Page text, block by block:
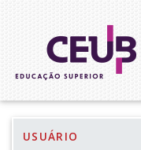
USUÁRIO